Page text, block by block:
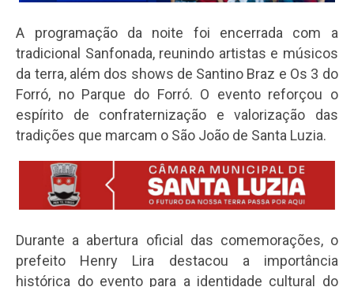
A programação da noite foi encerrada com a
tradicional Sanfonada, reunindo artistas e músicos
da terra, além dos shows de Santino Braz e Os 3 do
Forró, no Parque do Forró. O evento reforçou o
espírito de confraternização e valorização das
tradições que marcam o São João de Santa Luzia.
Durante a abertura oficial das comemorações, o
prefeito Henry Lira destacou a importância
histórica do evento para a identidade cultural do